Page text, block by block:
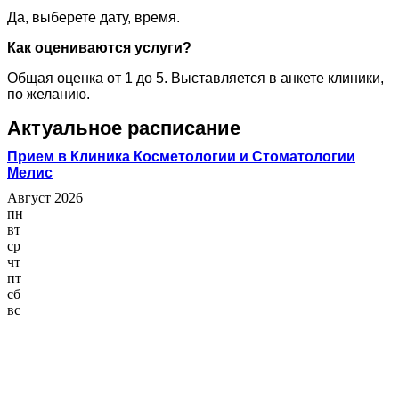
Да, выберете дату, время.
Как оцениваются услуги?
Общая оценка от 1 до 5. Выставляется в анкете клиники,
по желанию.
Актуальное расписание
Прием в Клиника Косметологии и Стоматологии
Мелис
Август 2026
пн
вт
ср
чт
пт
сб
вс